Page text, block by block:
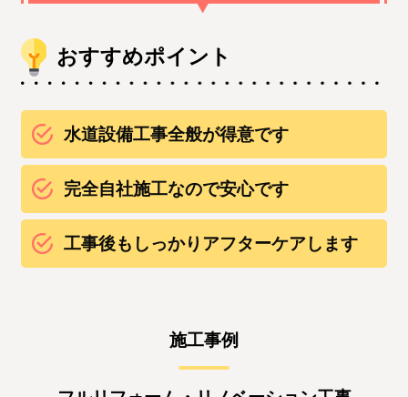
おすすめポイント
水道設備工事全般が得意です
完全自社施工なので安心です
工事後もしっかりアフターケアします
施工事例